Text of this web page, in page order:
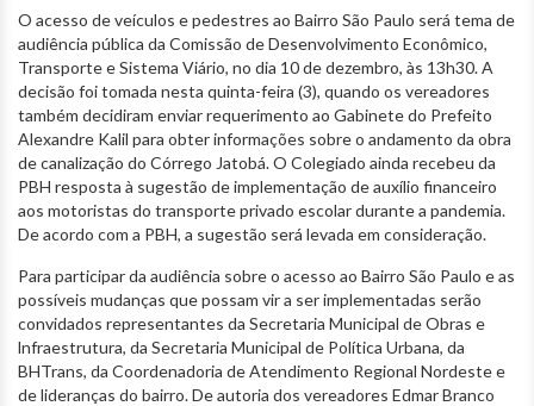
O acesso de veículos e pedestres ao Bairro São Paulo será tema de
audiência pública da Comissão de Desenvolvimento Econômico,
Transporte e Sistema Viário, no dia 10 de dezembro, às 13h30. A
decisão foi tomada nesta quinta-feira (3), quando os vereadores
também decidiram enviar requerimento ao Gabinete do Prefeito
Alexandre Kalil para obter informações sobre o andamento da obra
de canalização do Córrego Jatobá. O Colegiado ainda recebeu da
PBH resposta à sugestão de implementação de auxílio financeiro
aos motoristas do transporte privado escolar durante a pandemia.
De acordo com a PBH, a sugestão será levada em consideração.
Para participar da audiência sobre o acesso ao Bairro São Paulo e as
possíveis mudanças que possam vir a ser implementadas serão
convidados representantes da Secretaria Municipal de Obras e
lnfraestrutura, da Secretaria Municipal de Política Urbana, da
BHTrans, da Coordenadoria de Atendimento Regional Nordeste e
de lideranças do bairro. De autoria dos vereadores Edmar Branco